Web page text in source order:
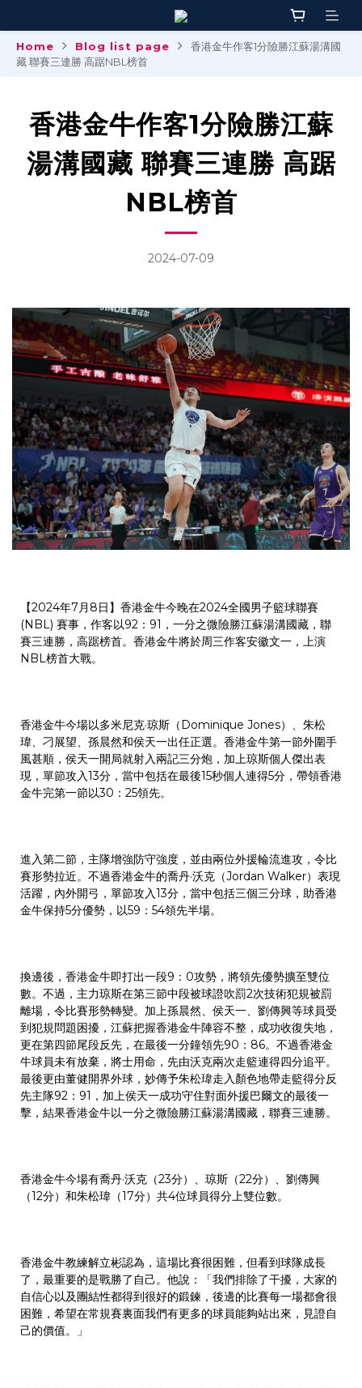
Home Blog list page
香港金牛作客1分險勝江蘇湯溝國
藏 聯賽三連勝 高踞NBL榜首
香港金牛作客1分險勝江蘇
湯溝國藏 聯賽三連勝 高踞
NBL榜首
2024-07-09
【2024年7月8日】香港金牛今晚在2024全國男子籃球聯賽
(NBL) 賽事，作客以92：91，一分之微險勝江蘇湯溝國藏，聯
賽三連勝，高踞榜首。香港金牛將於周三作客安徽文一，上演
NBL榜首大戰。
香港金牛今場以多米尼克·琼斯（Dominique Jones）、朱松
瑋、刁展望、孫晨然和侯天一出任正選。香港金牛第一節外圍手
風甚順，侯天一開局就射入兩記三分炮，加上琼斯個人傑出表
現，單節攻入13分，當中包括在最後15秒個人連得5分，帶領香港
金牛完第一節以30：25領先。
進入第二節，主隊增強防守強度，並由兩位外援輪流進攻，令比
賽形勢拉近。不過香港金牛的喬丹·沃克（Jordan Walker）表現
活躍，內外開弓，單節攻入13分，當中包括三個三分球，助香港
金牛保持5分優勢，以59：54領先半場。
換邊後，香港金牛即打出一段9：0攻勢，將領先優勢擴至雙位
數。不過，主力琼斯在第三節中段被球證吹罰2次技術犯規被罰
離場，令比賽形勢轉變。加上孫晨然、侯天一、劉傳興等球員受
到犯規問題困擾，江蘇把握香港金牛陣容不整，成功收復失地，
更在第四節尾段反先，在最後一分鐘領先90：86。不過香港金
牛球員未有放棄，將士用命，先由沃克兩次走籃連得四分追平。
最後更由董健開界外球，妙傳予朱松瑋走入顏色地帶走籃得分反
先主隊92：91，加上侯天一成功守住對面外援巴爾文的最後一
擊，結果香港金牛以一分之微險勝江蘇湯溝國藏，聯賽三連勝。
香港金牛今場有喬丹·沃克（23分）、琼斯（22分）、劉傳興
（12分）和朱松瑋（17分）共4位球員得分上雙位數。
香港金牛教練解立彬認為，這場比賽很困難，但看到球隊成長
了，最重要的是戰勝了自己。他說：「我們排除了干擾，大家的
自信心以及團結性都得到很好的鍛鍊，後邊的比賽每一場都會很
困難，希望在常規賽裏面我們有更多的球員能夠站出來，見證自
己的價值。」